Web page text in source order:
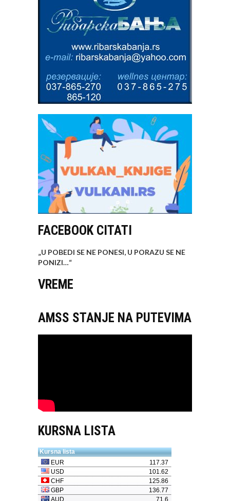
FACEBOOK CITATI
„U POBEDI SE NE PONESI, U PORAZU SE NE
PONIZI…“
VREME
AMSS STANJE NA PUTEVIMA
KURSNA LISTA